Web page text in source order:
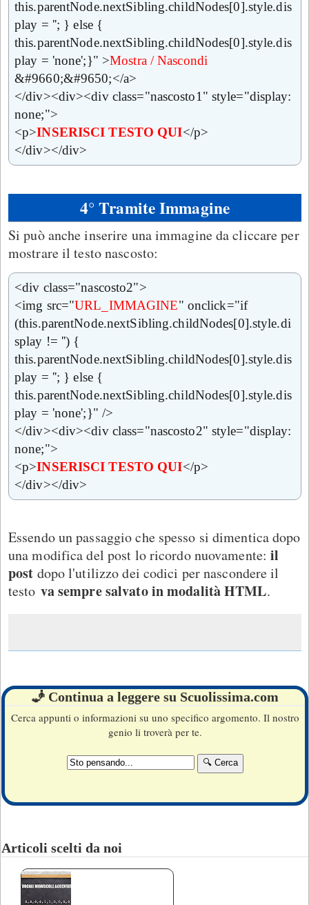
this.parentNode.nextSibling.childNodes[0].style.dis
play = ''; } else {
this.parentNode.nextSibling.childNodes[0].style.dis
play = 'none';}" >Mostra / Nascondi
&#9660;&#9650;</a>
</div><div><div class="nascosto1" style="display:
none;">
<p>INSERISCI TESTO QUI</p>
</div></div>
4° Tramite Immagine
Si può anche inserire una immagine da cliccare per
mostrare il testo nascosto:
<div class="nascosto2">
<img src="URL_IMMAGINE" onclick="if
(this.parentNode.nextSibling.childNodes[0].style.di
splay != '') {
this.parentNode.nextSibling.childNodes[0].style.dis
play = ''; } else {
this.parentNode.nextSibling.childNodes[0].style.dis
play = 'none';}" />
</div><div><div class="nascosto2" style="display:
none;">
<p>INSERISCI TESTO QUI</p>
</div></div>
Essendo un passaggio che spesso si dimentica dopo
una modifica del post lo ricordo nuovamente:il
post dopo l'utilizzo dei codici per nascondere il
testo va sempre salvato in modalità HTML.
🧞 Continua a leggere su Scuolissima.com
Cerca appunti o informazioni su uno specifico argomento. Il nostro
genio li troverà per te.
Articoli scelti da noi